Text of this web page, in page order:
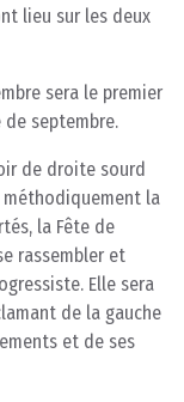
lieu sur les deux
sera le premier
septembre.
de droite sourd
la
la Fête de
rassembler et
Elle sera
de la gauche
et de ses